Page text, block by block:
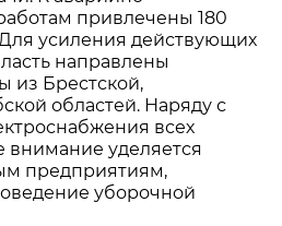
привлечены 180
усиления действующих
направлены
из Брестской,
областей. Наряду с
всех
внимание уделяется
предприятиям,
уборочной